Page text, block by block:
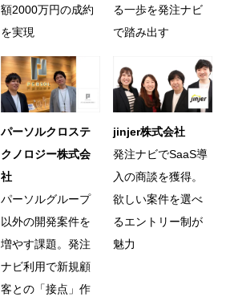
額2000万円の成約
を実現
る一歩を発注ナビ
で踏み出す
パーソルクロステ
クノロジー株式会
社
パーソルグループ
以外の開発案件を
増やす課題。発注
ナビ利用で新規顧
客との「接点」作
jinjer株式会社
発注ナビでSaaS導
入の商談を獲得。
欲しい案件を選べ
るエントリー制が
魅力